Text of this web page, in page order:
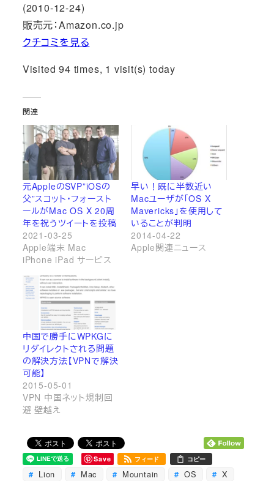
(2010-12-24)
販売元：Amazon.co.jp
クチコミを見る
Visited 94 times, 1 visit(s) today
関連
元AppleのSVP”iOSの
父”スコット・フォースト
ールがMac OS X 20周
年を祝うツイートを投稿
2021-03-25
Apple端末 Mac
iPhone iPad サービス
早い！既に半数近い
Macユーザが「OS X
Mavericks」を使用して
いることが判明
2014-04-22
Apple関連ニュース
中国で勝手にWPKGに
リダイレクトされる問題
の解決方法【VPNで解決
可能】
2015-05-01
VPN 中国ネット規制回
避 壁越え
Save フィード コピー
Lion Mac Mountain OS
X